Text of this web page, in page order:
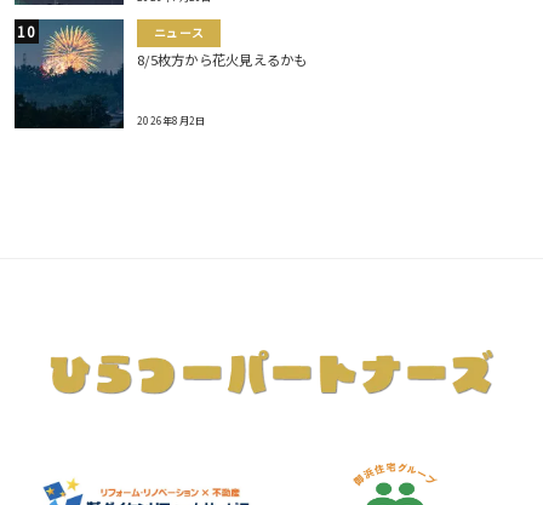
ニュース
8/5枚方から花火見えるかも
2026年8月2日